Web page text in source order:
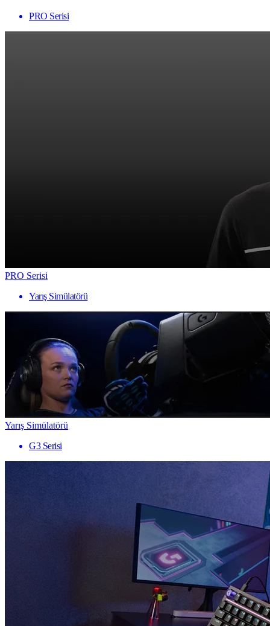
PRO Serisi
PRO Serisi
Yarış Simülatörü
Yarış Simülatörü
G3 Serisi